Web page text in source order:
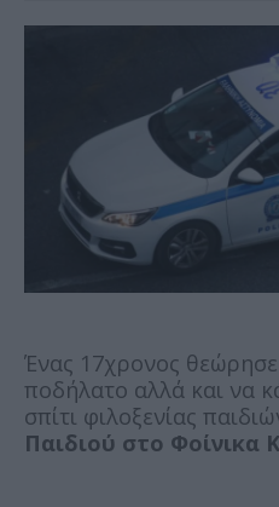
Ένας 17χρονος
ποδήλατο αλλά και να
σπίτι φιλοξενίας
Παιδιού στο Φοίνικα